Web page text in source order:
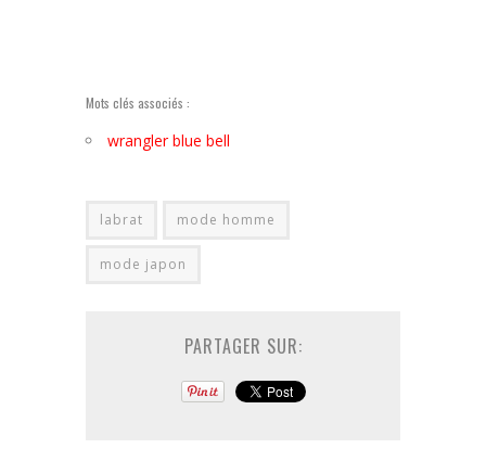
Mots clés associés :
wrangler blue bell
labrat mode homme
mode japon
PARTAGER SUR: